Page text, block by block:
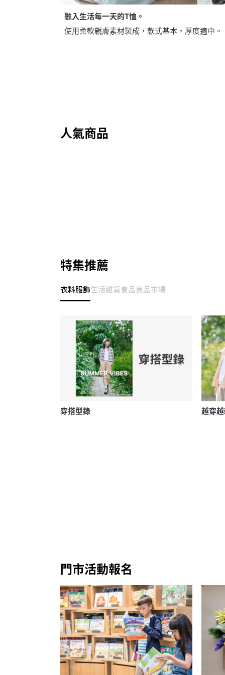
融入生活每一天的T恤。
使用柔軟親膚素材製成，款式基本，厚度適中。
人氣商品
特集推薦
衣料服飾生活雜貨食品良品市場
穿搭型錄 越穿
門市活動報名